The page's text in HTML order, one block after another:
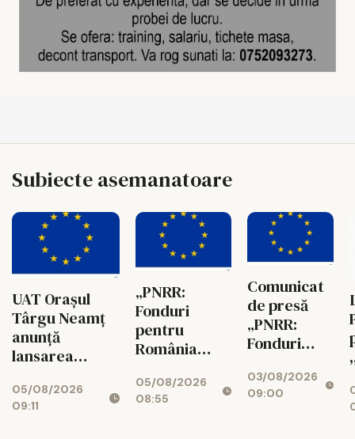
Subiecte asemanatoare
UAT Orașul
Târgu Neamț
anunță
lansarea
„Creșterea
atractivității
05/08/2026
09:11
„PNRR:
Fonduri
pentru
România
reformată!”
AGRITECH -
05/08/2026
08:55
Comunicat
de presă
„PNRR:
Fonduri
România
modernă și
03/08/2026
09:00